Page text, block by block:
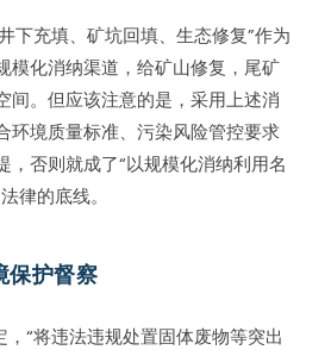
下充填、矿坑回填、生态修复”作为
模化消纳渠道，给矿山修复，尾矿
间。但应该注意的是，采用上述消
环境质量标准、污染风险管控要求
，否则就成了“以规模化消纳利用名
律的底线。
保护督察
，“将违法违规处置固体废物等突出